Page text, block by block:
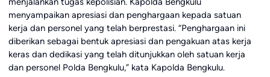
menyampaikan apresiasi dan penghargaan kepada satuan
kerja dan personel yang telah berprestasi. “Penghargaan ini
diberikan sebagai bentuk apresiasi dan pengakuan atas kerja
keras dan dedikasi yang telah ditunjukkan oleh satuan kerja
dan personel Polda Bengkulu,” kata Kapolda Bengkulu.